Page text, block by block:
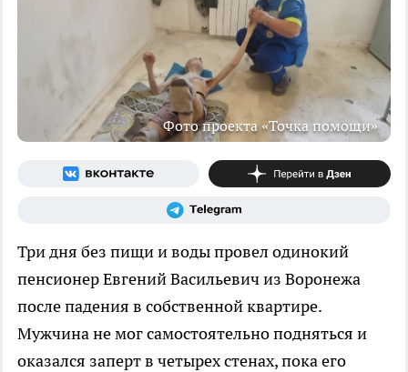
Фото проекта «Точка помощи»
Три дня без пищи и воды провел одинокий
пенсионер Евгений Васильевич из Воронежа
после падения в собственной квартире.
Мужчина не мог самостоятельно подняться и
оказался заперт в четырех стенах, пока его